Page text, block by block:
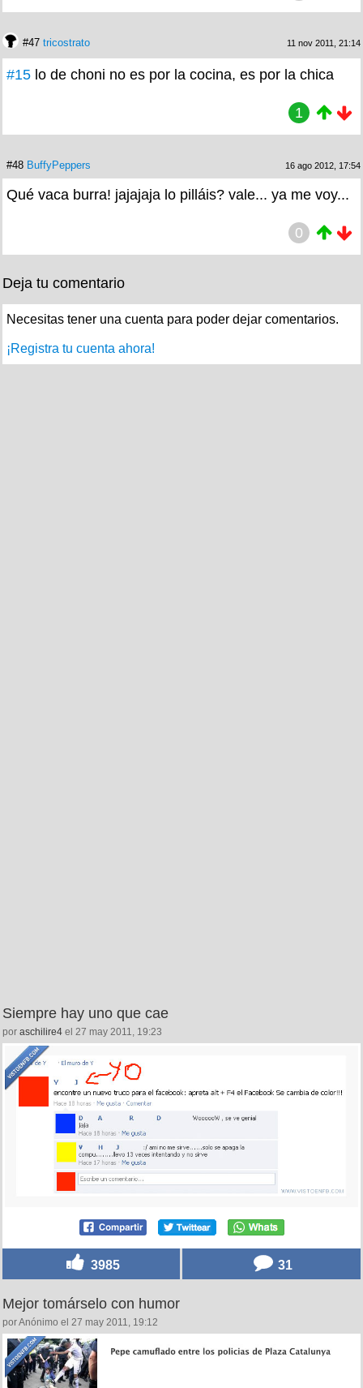
#47 tricostrato 11 nov 2011, 21:14
#15 lo de choni no es por la cocina, es por la chica
1
#48 BuffyPeppers 16 ago 2012, 17:54
Qué vaca burra! jajajaja lo pilláis? vale... ya me voy...
0
Deja tu comentario
Necesitas tener una cuenta para poder dejar comentarios.
¡Registra tu cuenta ahora!
Siempre hay uno que cae
por aschilire4 el 27 may 2011, 19:23
3985 31
Mejor tomárselo con humor
por Anónimo el 27 may 2011, 19:12